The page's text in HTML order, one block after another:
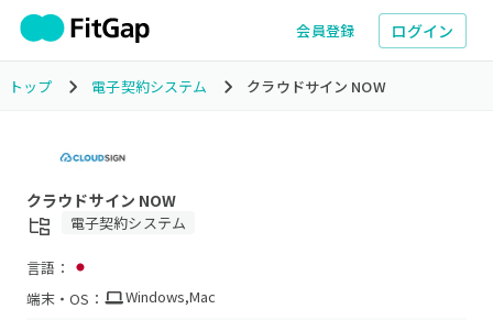
会員登録 ログイン
トップ 電子契約システム クラウドサイン NOW
クラウドサイン NOW
電子契約システム
言語：
端末・OS：
Windows,Mac